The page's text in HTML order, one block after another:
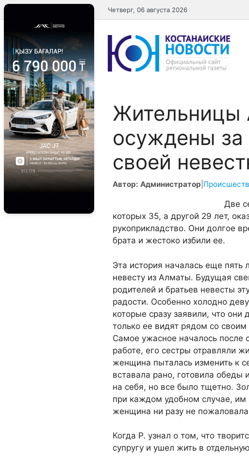
Перейти
к
содержимому
Четверг, 06 августа 2026
Жительницы
осуждены за
своей
Автор: Администратор
Две
которых 35, а другой 29 лет,
рукоприкладство. Они долгое
брата и жестоко избили ее.
Эта история началась еще пять
невесту из Алматы. Будущая
родителей и братьев невесты
радости. Особенно холодно
которые сразу заявили, что они
только ее видят рядом со своим
Самое ужасное началось после
работе, его сестры отравляли
женщина пыталась изменить к
вставала рано, готовила обеды
на себя, но все было тщетно.
при каждом удобном случае, им
женщина ни разу не
Когда Р. узнал о том, что
супругу и ушел жить в